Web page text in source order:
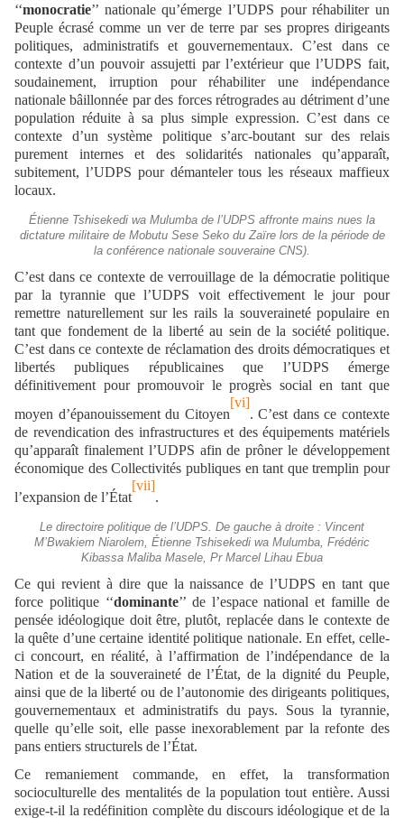
‘‘monocratie’’ nationale qu’émerge l’UDPS pour réhabiliter un
Peuple écrasé comme un ver de terre par ses propres dirigeants
politiques, administratifs et gouvernementaux. C’est dans ce
contexte d’un pouvoir assujetti par l’extérieur que l’UDPS fait,
soudainement, irruption pour réhabiliter une indépendance
nationale bâillonnée par des forces rétrogrades au détriment d’une
population réduite à sa plus simple expression. C’est dans ce
contexte d’un système politique s’arc-boutant sur des relais
purement internes et des solidarités nationales qu’apparaît,
subitement, l’UDPS pour démanteler tous les réseaux maffieux
locaux.
Étienne Tshisekedi wa Mulumba de l’UDPS affronte mains nues la
dictature militaire de Mobutu Sese Seko du Zaïre lors de la période de
la conférence nationale souveraine CNS).
C’est dans ce contexte de verrouillage de la démocratie politique
par la tyrannie que l’UDPS voit effectivement le jour pour
remettre naturellement sur les rails la souveraineté populaire en
tant que fondement de la liberté au sein de la société politique.
C’est dans ce contexte de réclamation des droits démocratiques et
libertés publiques républicaines que l’UDPS émerge
définitivement pour promouvoir le progrès social en tant que
moyen d’épanouissement du Citoyen
[vi]
. C’est dans ce contexte
de revendication des infrastructures et des équipements matériels
qu’apparaît finalement l’UDPS afin de prôner le développement
économique des Collectivités publiques en tant que tremplin pour
l’expansion de l’État
[vii]
.
Le directoire politique de l’UDPS. De gauche à droite : Vincent
M’Bwakiem Niarolem, Étienne Tshisekedi wa Mulumba, Frédéric
Kibassa Maliba Masele, Pr Marcel Lihau Ebua
Ce qui revient à dire que la naissance de l’UDPS en tant que
force politique ‘‘dominante’’ de l’espace national et famille de
pensée idéologique doit être, plutôt, replacée dans le contexte de
la quête d’une certaine identité politique nationale. En effet, celle-
ci concourt, en réalité, à l’affirmation de l’indépendance de la
Nation et de la souveraineté de l’État, de la dignité du Peuple,
ainsi que de la liberté ou de l’autonomie des dirigeants politiques,
gouvernementaux et administratifs du pays. Sous la tyrannie,
quelle qu’elle soit, elle passe inexorablement par la refonte des
pans entiers structurels de l’État.
Ce remaniement commande, en effet, la transformation
socioculturelle des mentalités de la population tout entière. Aussi
exige-t-il la redéfinition complète du discours idéologique et de la